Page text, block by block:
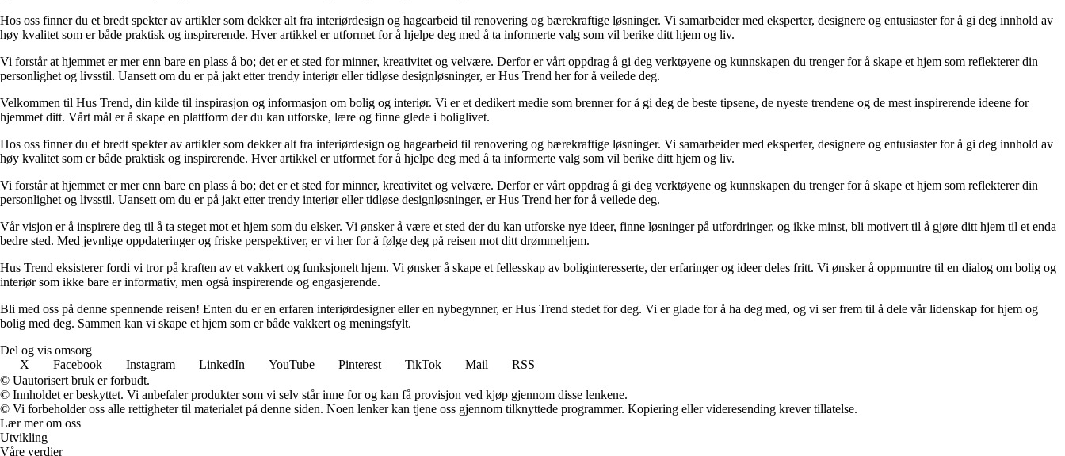
Hos oss finner du et bredt spekter av artikler som dekker alt fra interiørdesign og hagearbeid til renovering og bærekraftige løsninger. Vi samarbeider med eksperter, designere og entusiaster for å gi deg innhold av
høy kvalitet som er både praktisk og inspirerende. Hver artikkel er utformet for å hjelpe deg med å ta informerte valg som vil berike ditt hjem og liv.
Vi forstår at hjemmet er mer enn bare en plass å bo; det er et sted for minner, kreativitet og velvære. Derfor er vårt oppdrag å gi deg verktøyene og kunnskapen du trenger for å skape et hjem som reflekterer din
personlighet og livsstil. Uansett om du er på jakt etter trendy interiør eller tidløse designløsninger, er Hus Trend her for å veilede deg.
Velkommen til Hus Trend, din kilde til inspirasjon og informasjon om bolig og interiør. Vi er et dedikert medie som brenner for å gi deg de beste tipsene, de nyeste trendene og de mest inspirerende ideene for
hjemmet ditt. Vårt mål er å skape en plattform der du kan utforske, lære og finne glede i boliglivet.
Hos oss finner du et bredt spekter av artikler som dekker alt fra interiørdesign og hagearbeid til renovering og bærekraftige løsninger. Vi samarbeider med eksperter, designere og entusiaster for å gi deg innhold av
høy kvalitet som er både praktisk og inspirerende. Hver artikkel er utformet for å hjelpe deg med å ta informerte valg som vil berike ditt hjem og liv.
Vi forstår at hjemmet er mer enn bare en plass å bo; det er et sted for minner, kreativitet og velvære. Derfor er vårt oppdrag å gi deg verktøyene og kunnskapen du trenger for å skape et hjem som reflekterer din
personlighet og livsstil. Uansett om du er på jakt etter trendy interiør eller tidløse designløsninger, er Hus Trend her for å veilede deg.
Vår visjon er å inspirere deg til å ta steget mot et hjem som du elsker. Vi ønsker å være et sted der du kan utforske nye ideer, finne løsninger på utfordringer, og ikke minst, bli motivert til å gjøre ditt hjem til et enda
bedre sted. Med jevnlige oppdateringer og friske perspektiver, er vi her for å følge deg på reisen mot ditt drømmehjem.
Hus Trend eksisterer fordi vi tror på kraften av et vakkert og funksjonelt hjem. Vi ønsker å skape et fellesskap av boliginteresserte, der erfaringer og ideer deles fritt. Vi ønsker å oppmuntre til en dialog om bolig og
interiør som ikke bare er informativ, men også inspirerende og engasjerende.
Bli med oss på denne spennende reisen! Enten du er en erfaren interiørdesigner eller en nybegynner, er Hus Trend stedet for deg. Vi er glade for å ha deg med, og vi ser frem til å dele vår lidenskap for hjem og
bolig med deg. Sammen kan vi skape et hjem som er både vakkert og meningsfylt.
Del og vis omsorg
X
Facebook Instagram LinkedIn YouTube Pinterest TikTok Mail
RSS
© Uautorisert bruk er forbudt.
© Innholdet er beskyttet. Vi anbefaler produkter som vi selv står inne for og kan få provisjon ved kjøp gjennom disse lenkene.
© Vi forbeholder oss alle rettigheter til materialet på denne siden. Noen lenker kan tjene oss gjennom tilknyttede programmer. Kopiering eller videresending krever tillatelse.
Lær mer om oss
Utvikling
Våre verdier